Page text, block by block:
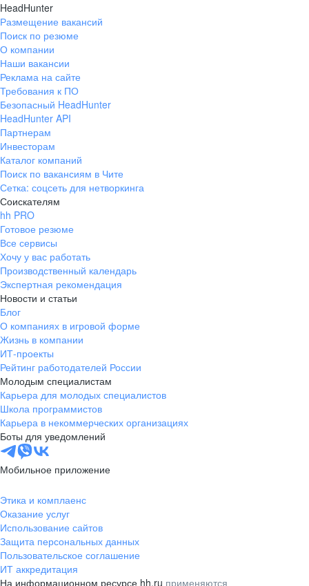
HeadHunter
Размещение вакансий
Поиск по резюме
О компании
Наши вакансии
Реклама на сайте
Требования к ПО
Безопасный HeadHunter
HeadHunter API
Партнерам
Инвесторам
Каталог компаний
Поиск по вакансиям в Чите
Сетка: соцсеть для нетворкинга
Соискателям
hh PRO
Готовое резюме
Все сервисы
Хочу у вас работать
Производственный календарь
Экспертная рекомендация
Новости и статьи
Блог
О компаниях в игровой форме
Жизнь в компании
ИТ-проекты
Рейтинг работодателей России
Молодым специалистам
Карьера для молодых специалистов
Школа программистов
Карьера в некоммерческих организациях
Боты для уведомлений
Мобильное приложение
Этика и комплаенс
Оказание услуг
Использование сайтов
Защита персональных данных
Пользовательское соглашение
ИТ аккредитация
На информационном ресурсе hh.ru применяются